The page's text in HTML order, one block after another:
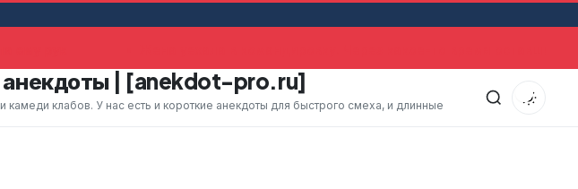
рук
анекдоты | [anekdot-pro.ru]
клабов. У нас есть и короткие анекдоты для быстрого смеха, и длинные